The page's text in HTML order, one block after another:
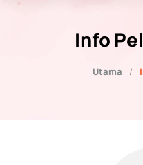
Info
Utama